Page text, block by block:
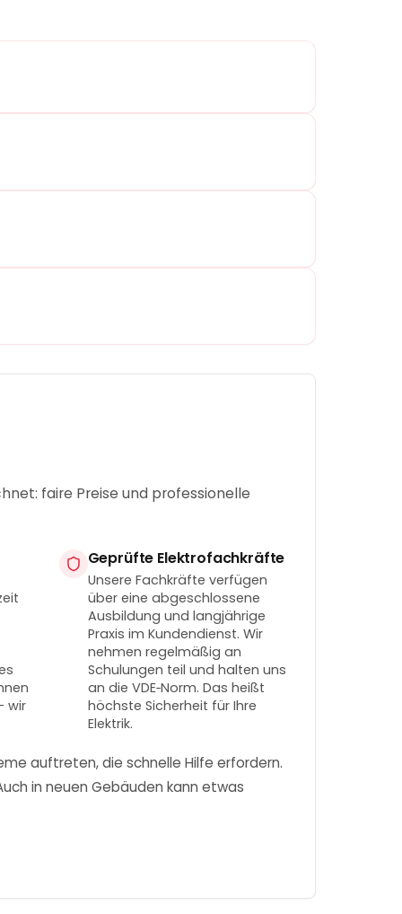
faire Preise und professionelle
wir
Geprüfte Elektrofachkräfte
Unsere Fachkräfte verfügen
über eine abgeschlossene
Ausbildung und langjährige
Praxis im Kundendienst. Wir
nehmen regelmäßig an
Schulungen teil und halten uns
an die VDE‑Norm. Das heißt
höchste Sicherheit für Ihre
Elektrik.
auftreten, die schnelle Hilfe erfordern.
in neuen Gebäuden kann etwas